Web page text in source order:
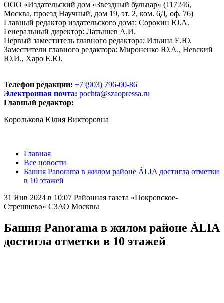
ООО «Издательский дом «Звездный бульвар» (117246,
Москва, проезд Научный, дом 19, эт. 2, ком. 6Д, оф. 76)
Главный редактор издательского дома: Сорокин Ю.А.
Генеральный директор: Латышев А.И.
Первый заместитель главного редактора: Ильина Е.Ю.
Заместители главного редактора: Мироненко Ю.А., Невский
Ю.И., Харо Е.Ю.
Телефон редакции: +7 (903) 796-00-86
Электронная почта: pochta@szaopressa.ru
Главный редактор:
Королькова Юлия Викторовна
Главная
Все новости
Башня Panorama в жилом районе ÁLIA достигла отметки
в 10 этажей
31 Янв 2024 в 10:07 Районная газета «Покровское-
Стрешнево» СЗАО Москвы
Башня Panorama в жилом районе ÁLIA
достигла отметки в 10 этажей